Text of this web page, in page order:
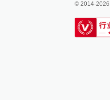
© 2014-2026